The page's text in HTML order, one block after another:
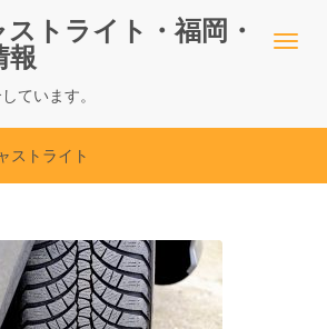
トライト・福岡・
報
ています。
ストライト